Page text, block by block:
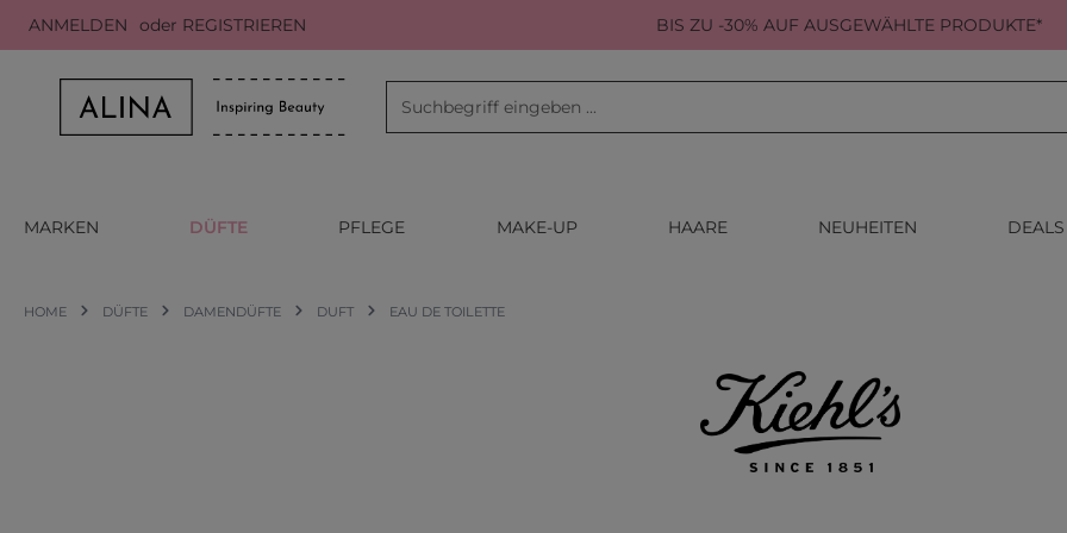
Hauptinhalt springen
Zur Suche springen
Zur Hauptnavigation springen
ANMELDEN oder REGISTRIEREN BIS ZU -30% AUF AUSGEWÄHLTE PRODUKTE*
MARKEN DÜFTE PFLEGE MAKE-UP HAARE NEUHEITEN DEALS
HOME DÜFTE DAMENDÜFTE DUFT EAU DE TOILETTE